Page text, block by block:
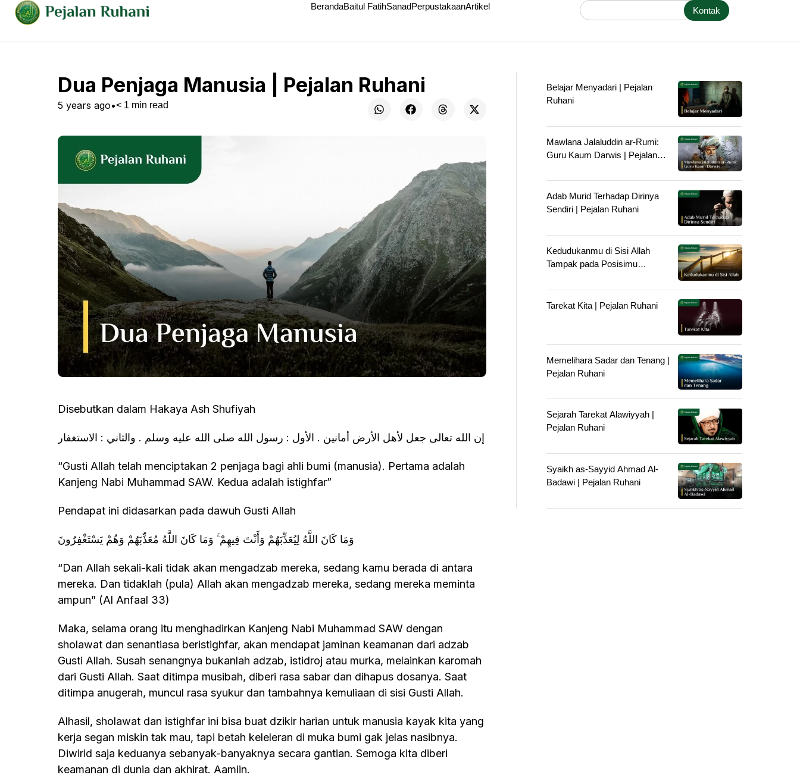
BerandaBaitul FatihSanadPerpustakaanArtikel Kontak
Dua Penjaga Manusia | Pejalan Ruhani
5 years ago•< 1 min read
Disebutkan dalam Hakaya Ash Shufiyah
إن الله تعالى جعل لأهل الأرض أمانين . الأول : رسول الله صلى الله عليه وسلم . والثاني : الاستغفار
“Gusti Allah telah menciptakan 2 penjaga bagi ahli bumi (manusia). Pertama adalah
Kanjeng Nabi Muhammad SAW. Kedua adalah istighfar”
Pendapat ini didasarkan pada dawuh Gusti Allah
وَمَا كَانَ اللَّهُ لِيُعَذِّبَهُمْ وَأَنْتَ فِيهِمْ ۚ وَمَا كَانَ اللَّهُ مُعَذِّبَهُمْ وَهُمْ يَسْتَغْفِرُونَ
“Dan Allah sekali-kali tidak akan mengadzab mereka, sedang kamu berada di antara
mereka. Dan tidaklah (pula) Allah akan mengadzab mereka, sedang mereka meminta
ampun” (Al Anfaal 33)
Maka, selama orang itu menghadirkan Kanjeng Nabi Muhammad SAW dengan
sholawat dan senantiasa beristighfar, akan mendapat jaminan keamanan dari adzab
Gusti Allah. Susah senangnya bukanlah adzab, istidroj atau murka, melainkan karomah
dari Gusti Allah. Saat ditimpa musibah, diberi rasa sabar dan dihapus dosanya. Saat
ditimpa anugerah, muncul rasa syukur dan tambahnya kemuliaan di sisi Gusti Allah.
Alhasil, sholawat dan istighfar ini bisa buat dzikir harian untuk manusia kayak kita yang
kerja segan miskin tak mau, tapi betah keleleran di muka bumi gak jelas nasibnya.
Diwirid saja keduanya sebanyak-banyaknya secara gantian. Semoga kita diberi
keamanan di dunia dan akhirat. Aamiin.
Belajar Menyadari | Pejalan
Ruhani
Mawlana Jalaluddin ar-Rumi:
Guru Kaum Darwis | Pejalan
Adab Murid Terhadap Dirinya
Sendiri | Pejalan Ruhani
Kedudukanmu di Sisi Allah
Tampak pada Posisimu
Pejalan Ruhani
Tarekat Kita | Pejalan Ruhani
Memelihara Sadar dan Tenang |
Pejalan Ruhani
Sejarah Tarekat Alawiyyah |
Pejalan Ruhani
Syaikh as-Sayyid Ahmad Al-
Badawi | Pejalan Ruhani